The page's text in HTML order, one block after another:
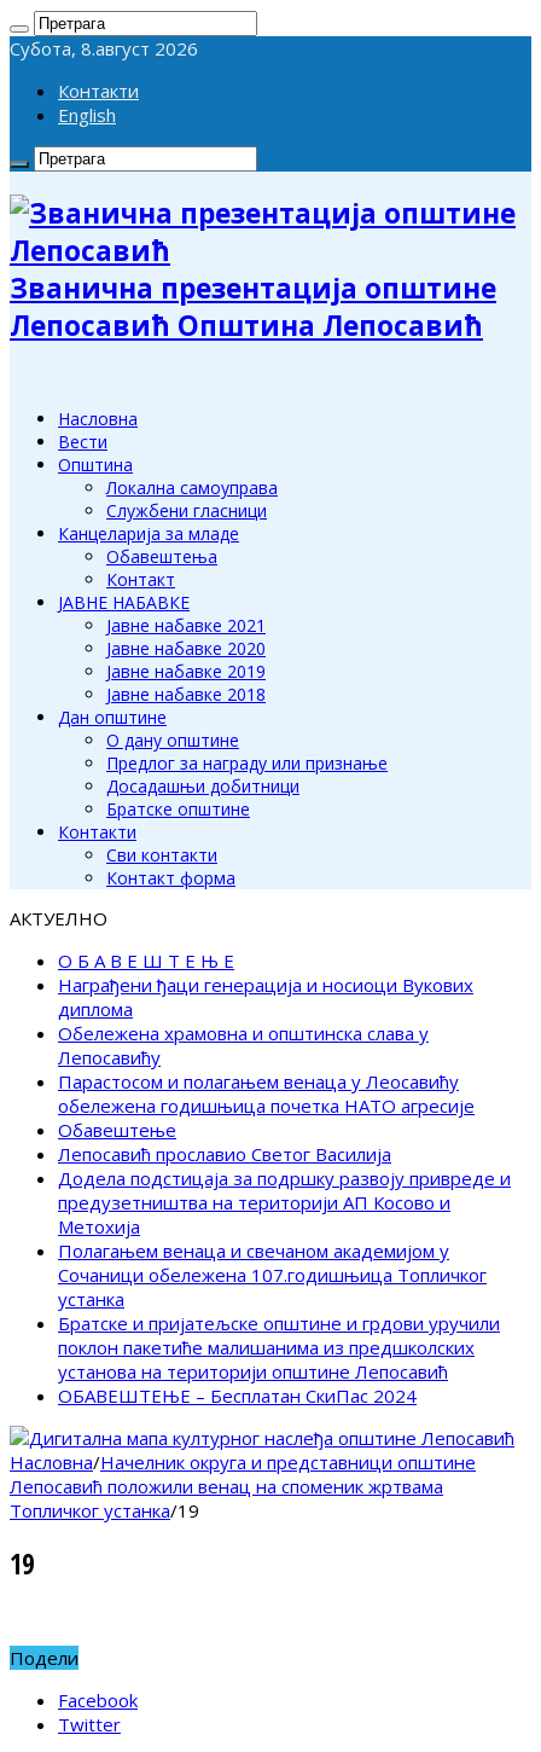
Субота, 8.август 2026
Контакти
English
Званична презентација општине
Лепосавић Општина Лепосавић
Насловна
Вести
Општина
Локална самоуправа
Службени гласници
Канцеларија за младе
Обавештења
Контакт
ЈАВНЕ НАБАВКЕ
Јавне набавке 2021
Јавне набавке 2020
Јавне набавке 2019
Јавне набавке 2018
Дан општине
О дану општине
Предлог за награду или признање
Досадашњи добитници
Братске општине
Контакти
Сви контакти
Контакт форма
АКТУЕЛНО
О Б А В Е Ш Т Е Њ Е
Награђени ђаци генерација и носиоци Вукових
диплома
Обележена храмовна и општинска слава у
Лепосавићу
Парастосом и полагањем венаца у Леосавићу
обележена годишњица почетка НАТО агресије
Обавештење
Лепосавић прославио Светог Василија
Додела подстицаја за подршку развоју привреде и
предузетништва на територији АП Косово и
Метохија
Полагањем венаца и свечаном академијом у
Сочаници обележена 107.годишњица Топличког
устанка
Братске и пријатељске општине и грдови уручили
поклон пакетиће малишанима из предшколских
установа на територији општине Лепосавић
ОБАВЕШТЕЊЕ – Бесплатан СкиПас 2024
Насловна/Начелник округа и представници општине
Лепосавић положили венац на споменик жртвама
Топличког устанка/19
19
Подели
Facebook
Twitter